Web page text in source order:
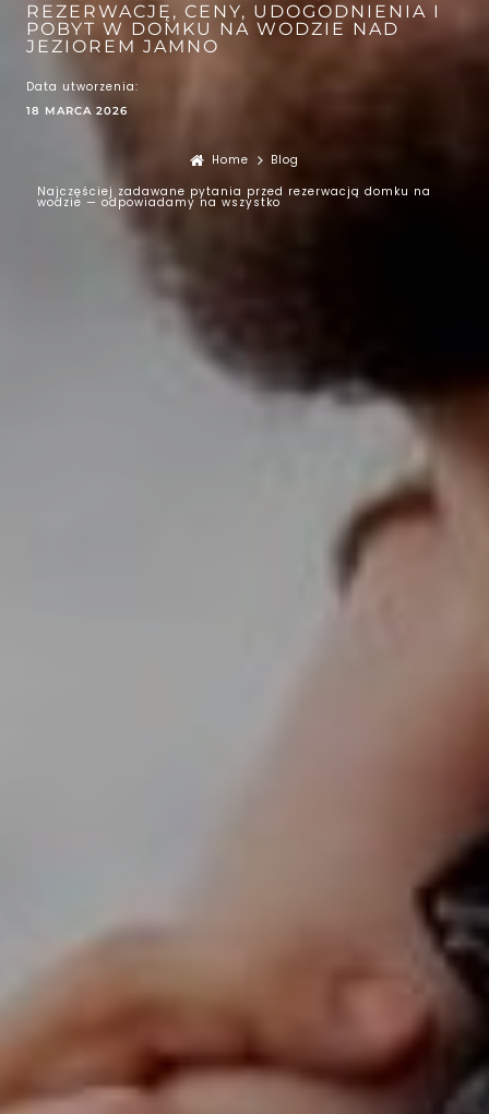
REZERWACJĘ, CENY, UDOGODNIENIA I
POBYT W DOMKU NA WODZIE NAD
JEZIOREM JAMNO
18 MARCA 2026
Data utworzenia:
Home
Blog
Najczęściej zadawane pytania przed rezerwacją domku na
wodzie — odpowiadamy na wszystko